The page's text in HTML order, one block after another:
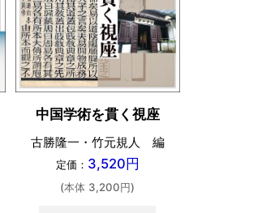
中国学術を貫く視座
古勝隆一・竹元規人 編
定価： 3,520円
(本体 3,200円)